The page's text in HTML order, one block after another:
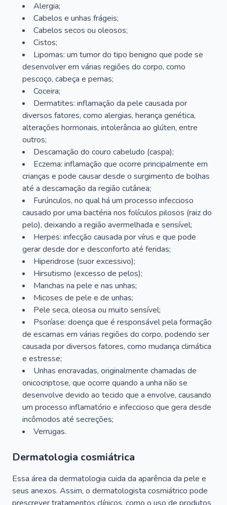
Alergia;
Cabelos e unhas frágeis;
Cabelos secos ou oleosos;
Cistos;
Lipomas: um tumor do tipo benigno que pode se
desenvolver em várias regiões do corpo, como
pescoço, cabeça e pernas;
Coceira;
Dermatites: inflamação da pele causada por
diversos fatores, como alergias, herança genética,
alterações hormonais, intolerância ao glúten, entre
outros;
Descamação do couro cabeludo (caspa);
Eczema: inflamação que ocorre principalmente em
crianças e pode causar desde o surgimento de bolhas
até a descamação da região cutânea;
Furúnculos, no qual há um processo infeccioso
causado por uma bactéria nos folículos pilosos (raiz do
pelo), deixando a região avermelhada e sensível;
Herpes: infecção causada por vírus e que pode
gerar desde dor e desconforto até feridas;
Hiperidrose (suor excessivo);
Hirsutismo (excesso de pelos);
Manchas na pele e nas unhas;
Micoses de pele e de unhas;
Pele seca, oleosa ou muito sensível;
Psoríase: doença que é responsável pela formação
de escamas em várias regiões do corpo, podendo ser
causada por diversos fatores, como mudança climática
e estresse;
Unhas encravadas, originalmente chamadas de
onicocriptose, que ocorre quando a unha não se
desenvolve devido ao tecido que a envolve, causando
um processo inflamatório e infeccioso que gera desde
incômodos até secreções;
Verrugas.
Dermatologia cosmiátrica
Essa área da dermatologia cuida da aparência da pele e
seus anexos. Assim, o dermatologista cosmiátrico pode